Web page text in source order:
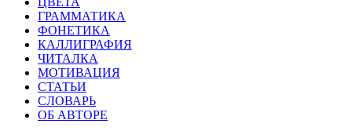
ГРАММАТИКА
ФОНЕТИКА
КАЛЛИГРАФИЯ
ЧИТАЛКА
МОТИВАЦИЯ
СТАТЬИ
СЛОВАРЬ
ОБ АВТОРЕ